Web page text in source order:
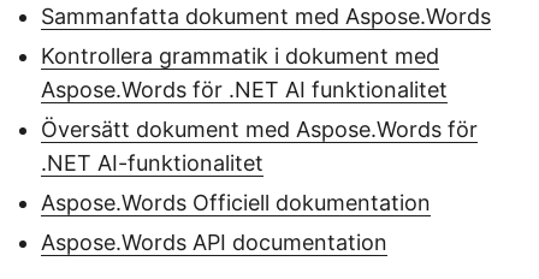
Sammanfatta dokument med Aspose.Words
Kontrollera grammatik i dokument med
Aspose.Words för .NET AI funktionalitet
Översätt dokument med Aspose.Words för
.NET AI-funktionalitet
Aspose.Words Officiell dokumentation
Aspose.Words API documentation